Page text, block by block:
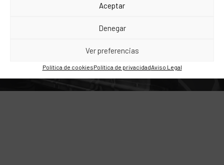
Aceptar
Denegar
Ver preferencias
Política de cookiesPolítica de privacidadAviso Legal